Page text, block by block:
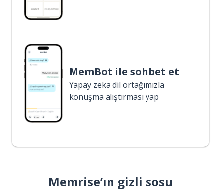
MemBot ile sohbet et
Yapay zeka dil ortağımızla
konuşma alıştırması yap
Memrise’ın gizli sosu